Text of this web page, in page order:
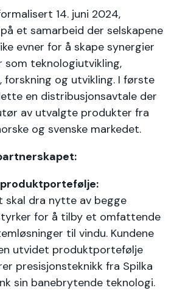
14. juni 2024,
et samarbeid der selskapene
evner for å skape synergier
som teknologiutvikling,
forskning og utvikling. I første
en distribusjonsavtale der
av utvalgte produkter fra
og svenske markedet.
skal dra nytte av begge
for å tilby et omfattende
til vindu. Kundene
utvidet produktportefølje
presisjonsteknikk fra Spilka
sin banebrytende teknologi.